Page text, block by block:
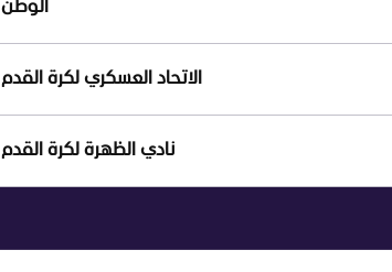
الوطن
الاتحاد العسكري لكرة القدم
نادي الظهرة لكرة القدم